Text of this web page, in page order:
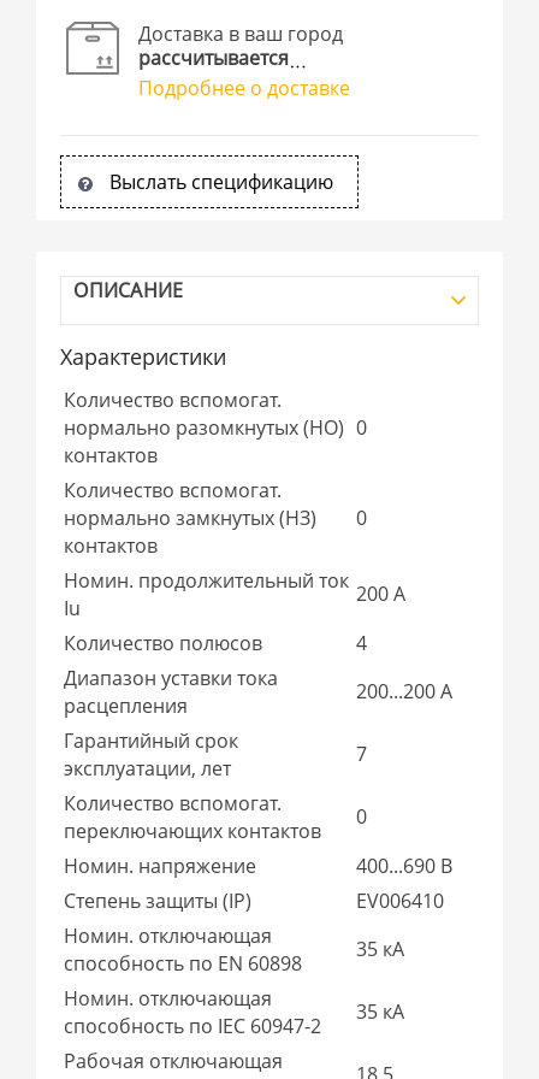
Доставка в ваш город
рассчитывается
Подробнее о доставке
Выслать спецификацию
ОПИСАНИЕ
Характеристики
Количество вспомогат.
нормально разомкнутых (НО)
контактов
0
Количество вспомогат.
нормально замкнутых (НЗ)
контактов
0
Номин. продолжительный ток
Iu
200 А
Количество полюсов
4
Диапазон уставки тока
расцепления
200...200 А
Гарантийный срок
эксплуатации, лет
7
Количество вспомогат.
переключающих контактов
0
Номин. напряжение
400...690 В
Степень защиты (IP)
EV006410
Номин. отключающая
способность по EN 60898
35 кА
Номин. отключающая
способность по IEC 60947-2
35 кА
Рабочая отключающая